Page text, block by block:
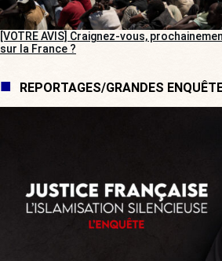
[VOTRE AVIS] Craignez-vous,
sur la France ?
REPORTAGES/GRANDES